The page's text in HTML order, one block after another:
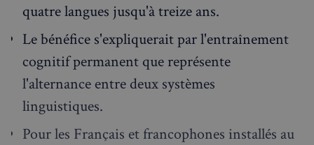
quatre langues jusqu'à treize ans.
Le bénéfice s'expliquerait par l'entraînement
cognitif permanent que représente
l'alternance entre deux systèmes
linguistiques.
Pour les Français et francophones installés au